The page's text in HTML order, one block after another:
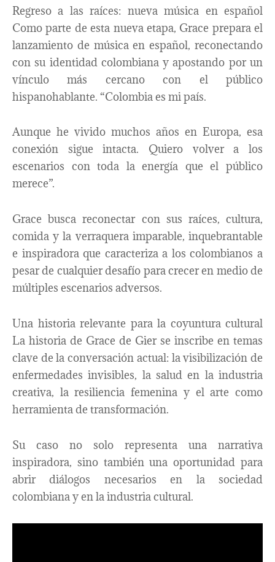
Regreso a las raíces: nueva música en español
Como parte de esta nueva etapa, Grace prepara el
lanzamiento de música en español, reconectando
con su identidad colombiana y apostando por un
vínculo más cercano con el público
hispanohablante. “Colombia es mi país.
Aunque he vivido muchos años en Europa, esa
conexión sigue intacta. Quiero volver a los
escenarios con toda la energía que el público
merece”.
Grace busca reconectar con sus raíces, cultura,
comida y la verraquera imparable, inquebrantable
e inspiradora que caracteriza a los colombianos a
pesar de cualquier desafío para crecer en medio de
múltiples escenarios adversos.
Una historia relevante para la coyuntura cultural
La historia de Grace de Gier se inscribe en temas
clave de la conversación actual: la visibilización de
enfermedades invisibles, la salud en la industria
creativa, la resiliencia femenina y el arte como
herramienta de transformación.
Su caso no solo representa una narrativa
inspiradora, sino también una oportunidad para
abrir diálogos necesarios en la sociedad
colombiana y en la industria cultural.